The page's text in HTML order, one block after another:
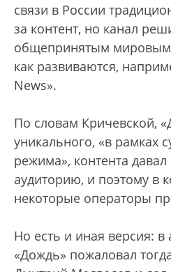
связи в России
за контент, но канал
общепринятым мировым
как развиваются,
News».
По словам Кричевской,
уникального, «в рамках
режима», контента
аудиторию, и поэтому в
некоторые операторы
Но есть и иная версия: в
«Дождь» пожаловал